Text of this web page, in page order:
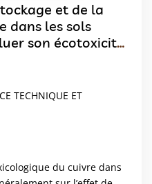
et de la
dans les sols
son écotoxicité.
des sols est-
de cuivre ou
les sols vignes ?
des Sols,
TECHNIQUE ET
du cuivre dans